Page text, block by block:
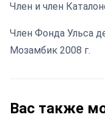
Член и член
Член Фонда Ульса
Мозамбик 2008 г.
Вас также